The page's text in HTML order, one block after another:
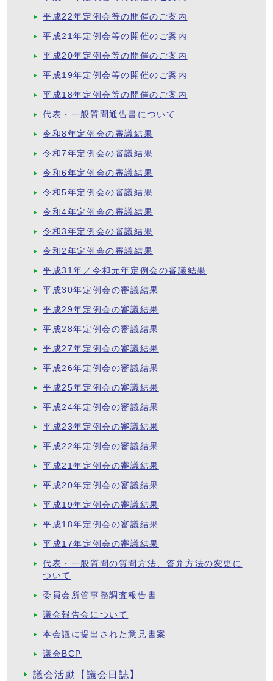
平成22年定例会等の開催のご案内
平成21年定例会等の開催のご案内
平成20年定例会等の開催のご案内
平成19年定例会等の開催のご案内
平成18年定例会等の開催のご案内
代表・一般質問通告書について
令和8年定例会の審議結果
令和7年定例会の審議結果
令和6年定例会の審議結果
令和5年定例会の審議結果
令和4年定例会の審議結果
令和3年定例会の審議結果
令和2年定例会の審議結果
平成31年／令和元年定例会の審議結果
平成30年定例会の審議結果
平成29年定例会の審議結果
平成28年定例会の審議結果
平成27年定例会の審議結果
平成26年定例会の審議結果
平成25年定例会の審議結果
平成24年定例会の審議結果
平成23年定例会の審議結果
平成22年定例会の審議結果
平成21年定例会の審議結果
平成20年定例会の審議結果
平成19年定例会の審議結果
平成18年定例会の審議結果
平成17年定例会の審議結果
代表・一般質問の質問方法、答弁方法の変更に
ついて
委員会所管事務調査報告書
議会報告会について
本会議に提出された意見書案
議会BCP
議会活動【議会日誌】